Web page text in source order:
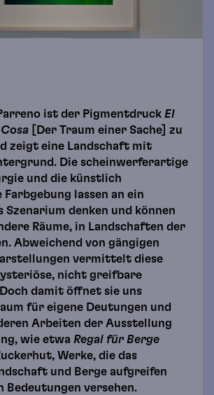
ist der Pigmentdruck El
[Der Traum einer Sache] zu
zeigt eine Landschaft mit
Die scheinwerferartige
und die künstlich
lassen an ein
denken und können
Räume, in Landschaften der
Abweichend von gängigen
vermittelt diese
nicht greifbare
damit öffnet sie uns
für eigene Deutungen und
Arbeiten der Ausstellung
wie etwa Regal für Berge
Werke, die das
und Berge aufgreifen
Bedeutungen versehen.